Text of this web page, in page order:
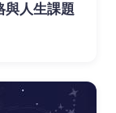
與人生課題